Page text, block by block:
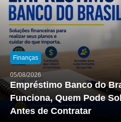
Finanças
05/08/2026
Empréstimo Banco do
Funciona, Quem Pode
Antes de Contratar